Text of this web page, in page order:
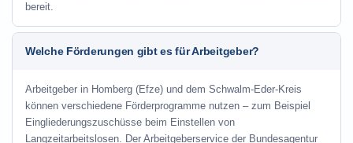
bereit.
Welche Förderungen gibt es für Arbeitgeber?
Arbeitgeber in Homberg (Efze) und dem Schwalm-Eder-Kreis
können verschiedene Förderprogramme nutzen – zum Beispiel
Eingliederungszuschüsse beim Einstellen von
Langzeitarbeitslosen. Der Arbeitgeberservice der Bundesagentur